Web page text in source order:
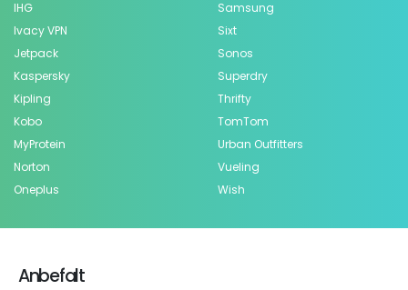
IHG
Ivacy VPN
Jetpack
Kaspersky
Kipling
Kobo
MyProtein
Norton
Oneplus
Samsung
Sixt
Sonos
Superdry
Thrifty
TomTom
Urban Outfitters
Vueling
Wish
Anbefalt